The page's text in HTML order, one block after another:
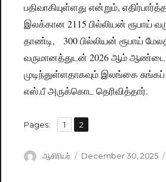
பதிவாகியுள்ளது என்றும்,
இலக்கான 2115 பில்லியன் ரூபாய்
தாண்டி, 300 பில்லியன் ரூபாய்
வருமானத்துடன் 2026 ஆம் ஆண்டை
முடிந்துள்ளதாகவும் இலங்கை
எஸ்.பீ அருக்கொட தெரிவித்தார்.
Pages: Page
1 ,
Page
2
Author
ஆசிரியர்
Posted
December 30, 2025